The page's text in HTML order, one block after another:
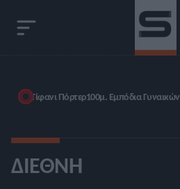
Τίφανι Πόρτερ100μ. Εμπόδια Γυναικών
ΔΙΕΘΝΉ